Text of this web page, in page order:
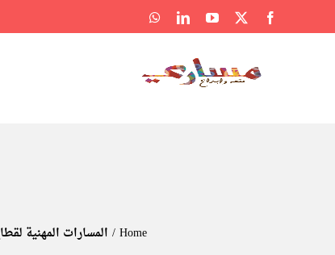
Facebook
X
YouTube
LinkedIn
WhatsApp
Home المسارات المهنية